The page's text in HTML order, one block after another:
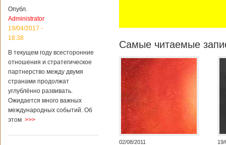
Опубл.
Administrator
19/04/2017 -
18:38
В текущем году всесторонние
отношения и стратегическое
партнерство между двумя
странами продолжат
углублённо развивать.
Ожидается много важных
международных событий. Об
этом >>>
Самые читаемые
02/08/2011